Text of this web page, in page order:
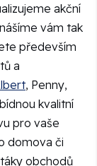
akční
vám tak
především
a
, Penny,
kvalitní
pro vaše
domova či
obchodů